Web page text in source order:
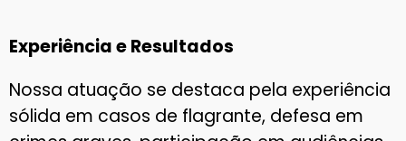
Experiência e Resultados
Nossa atuação se destaca pela experiência
sólida em casos de flagrante, defesa em